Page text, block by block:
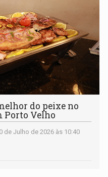
do peixe no
Porto Velho
de Julho de 2026 às 10:40